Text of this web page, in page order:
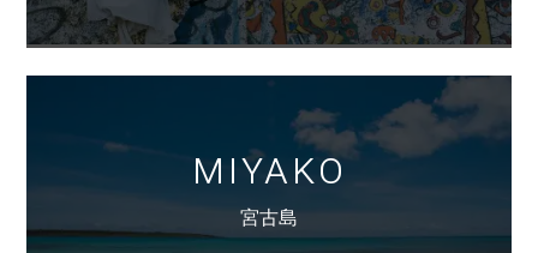
MIYAKO
宮古島